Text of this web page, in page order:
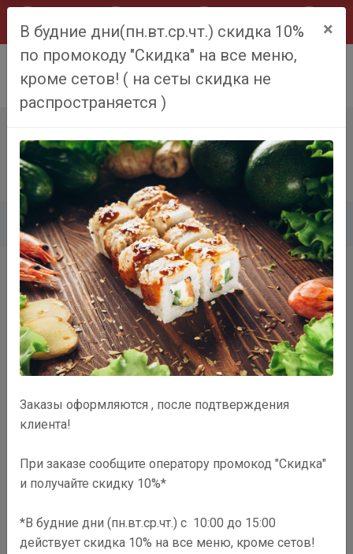
КВАДРО ФОРМАДЖЕ ПИЦЦА
Главная Меню Квадро формадже пицца
В будние дни(пн.вт.ср.чт.) скидка 10%
по промокоду "Скидка" на все меню,
кроме сетов! ( на сеты скидка не
распространяется )
×
Заказы оформляются , после подтверждения
клиента!
При заказе сообщите оператору промокод "Скидка"
и получайте скидку 10%*
*В будние дни (пн.вт.ср.чт.) с 10:00 до 15:00
действует скидка 10% на все меню, кроме сетов!